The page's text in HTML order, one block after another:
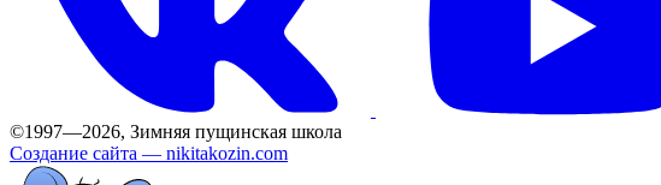
©1997—2026, Зимняя пущинская школа
Создание сайта — nikitakozin.com